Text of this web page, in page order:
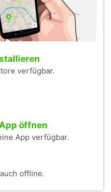
verfügbar.
öffnen
App verfügbar.
offline.